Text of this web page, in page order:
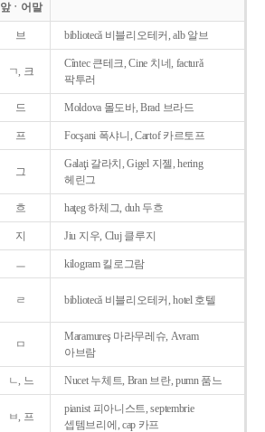
앞ㆍ어말
브 bibliotecǎ 비블리오테커, alb 알브
ㄱ, 크
Cîntec 큰테크, Cine 치네, facturǎ
팍투러
드 Moldova 몰도바, Brad 브라드
프 Focşani 폭샤니, Cartof 카르토프
그
Galaţi 갈라치, Gigel 지젤, hering
헤린그
흐 haţeg 하체그, duh 두흐
지 Jiu 지우, Cluj 클루지
ㅡ kilogram 킬로그람
ㄹ bibliotecǎ 비블리오테커, hotel 호텔
ㅁ
Maramureş 마라무레슈, Avram
아브람
ㄴ, 느 Nucet 누체트, Bran 브란, pumn 품느
ㅂ, 프
pianist 피아니스트, septembrie
셉템브리에, cap 카프